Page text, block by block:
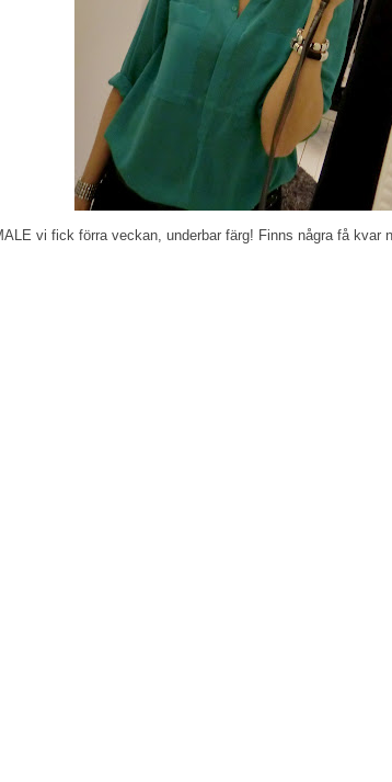
vi fick förra veckan, underbar färg! Finns några få